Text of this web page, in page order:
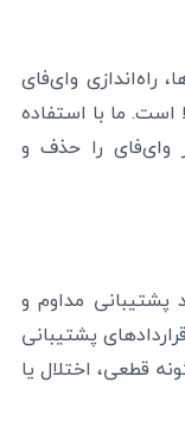
راه‌اندازی وای‌فای
است. ما با استفاده
وای‌فای را حذف و
نیازمند پشتیبانی مداوم و
پشتیبانی
قطعی، اختلال یا